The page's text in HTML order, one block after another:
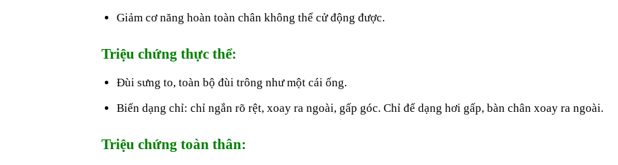
Giảm cơ năng hoàn toàn chân không thể cử động được.
Triệu chứng thực thể:
Đùi sưng to, toàn bộ đùi trông như một cái ống.
Biến dạng chỉ: chỉ ngắn rõ rệt, xoay ra ngoài, gấp góc. Chỉ để dạng hơi gấp, bàn chân xoay ra ngoài.
Triệu chứng toàn thân: